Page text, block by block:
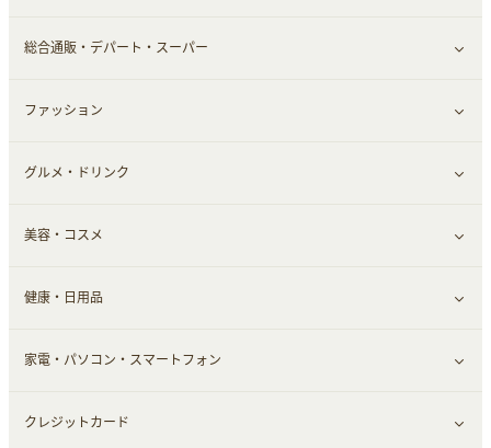
総合通販・デパート・スーパー
すべて見る
総合通販
デパート・スーパー
ファッション
すべて見る
ファッション
インナー・下着
靴・フットウェア
小物・かばん
グルメ・ドリンク
すべて見る
グルメ
ドリンク
お酒
美容・コスメ
すべて見る
スキンケア
メイクアップ
健康・日用品
すべて見る
健康食品｜青汁・飲料
家電・パソコン・スマートフォン
すべて見る
クレジットカード